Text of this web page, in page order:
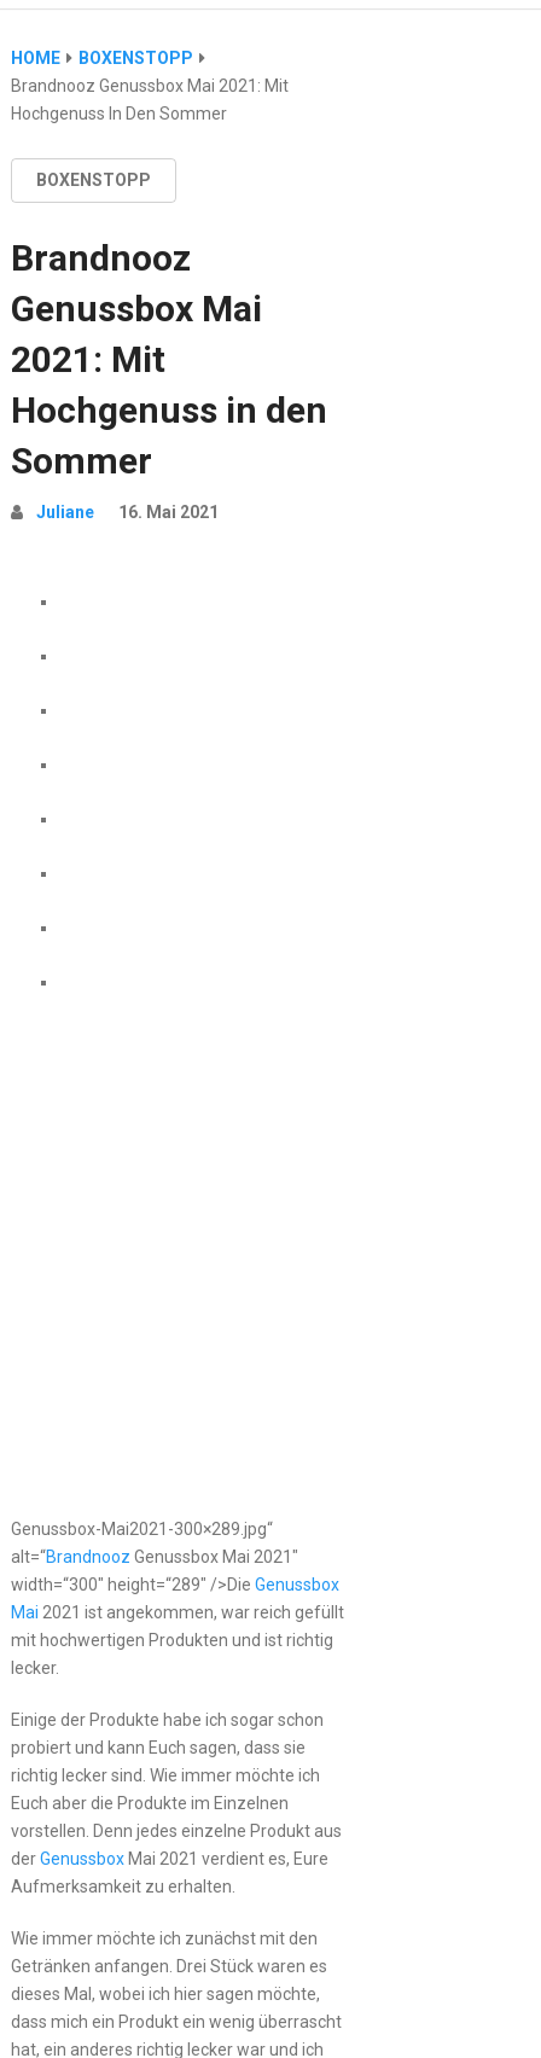
HOME
BOXENSTOPP
Brandnooz Genussbox Mai 2021: Mit
Hochgenuss In Den Sommer
BOXENSTOPP
Brandnooz
Genussbox Mai
2021: Mit
Hochgenuss in den
Sommer
Juliane 16. Mai 2021
Genussbox-Mai2021-300×289.jpg“
alt=“Brandnooz Genussbox Mai 2021″
width=“300″ height=“289″ />Die Genussbox
Mai 2021 ist angekommen, war reich gefüllt
mit hochwertigen Produkten und ist richtig
lecker.
Einige der Produkte habe ich sogar schon
probiert und kann Euch sagen, dass sie
richtig lecker sind. Wie immer möchte ich
Euch aber die Produkte im Einzelnen
vorstellen. Denn jedes einzelne Produkt aus
derGenussboxMai 2021 verdient es, Eure
Aufmerksamkeit zu erhalten.
Wie immer möchte ich zunächst mit den
Getränken anfangen. Drei Stück waren es
dieses Mal, wobei ich hier sagen möchte,
dass mich ein Produkt ein wenig überrascht
hat, ein anderes richtig lecker war und ich